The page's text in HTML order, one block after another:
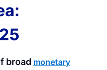
broad monetary